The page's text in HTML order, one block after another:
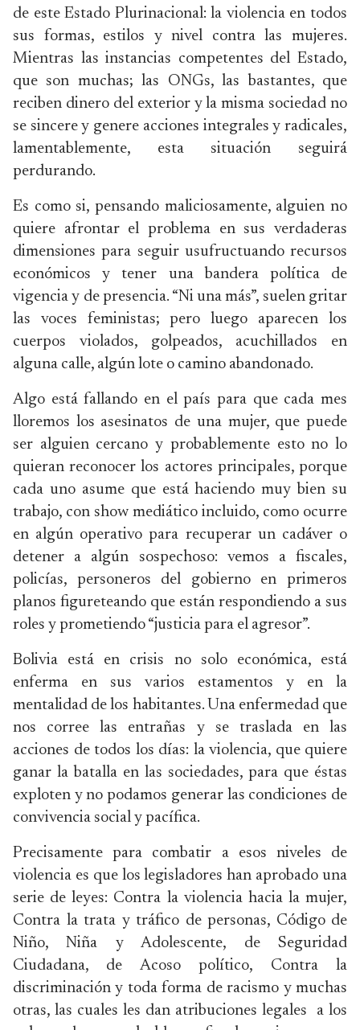
de este Estado Plurinacional: la violencia en todos
sus formas, estilos y nivel contra las mujeres.
Mientras las instancias competentes del Estado,
que son muchas; las ONGs, las bastantes, que
reciben dinero del exterior y la misma sociedad no
se sincere y genere acciones integrales y radicales,
lamentablemente, esta situación seguirá
perdurando.
Es como si, pensando maliciosamente, alguien no
quiere afrontar el problema en sus verdaderas
dimensiones para seguir usufructuando recursos
económicos y tener una bandera política de
vigencia y de presencia. “Ni una más”, suelen gritar
las voces feministas; pero luego aparecen los
cuerpos violados, golpeados, acuchillados en
alguna calle, algún lote o camino abandonado.
Algo está fallando en el país para que cada mes
lloremos los asesinatos de una mujer, que puede
ser alguien cercano y probablemente esto no lo
quieran reconocer los actores principales, porque
cada uno asume que está haciendo muy bien su
trabajo, con show mediático incluido, como ocurre
en algún operativo para recuperar un cadáver o
detener a algún sospechoso: vemos a fiscales,
policías, personeros del gobierno en primeros
planos figureteando que están respondiendo a sus
roles y prometiendo “justicia para el agresor”.
Bolivia está en crisis no solo económica, está
enferma en sus varios estamentos y en la
mentalidad de los habitantes. Una enfermedad que
nos corree las entrañas y se traslada en las
acciones de todos los días: la violencia, que quiere
ganar la batalla en las sociedades, para que éstas
exploten y no podamos generar las condiciones de
convivencia social y pacífica.
Precisamente para combatir a esos niveles de
violencia es que los legisladores han aprobado una
serie de leyes: Contra la violencia hacia la mujer,
Contra la trata y tráfico de personas, Código de
Niño, Niña y Adolescente, de Seguridad
Ciudadana, de Acoso político, Contra la
discriminación y toda forma de racismo y muchas
otras, las cuales les dan atribuciones legales a los